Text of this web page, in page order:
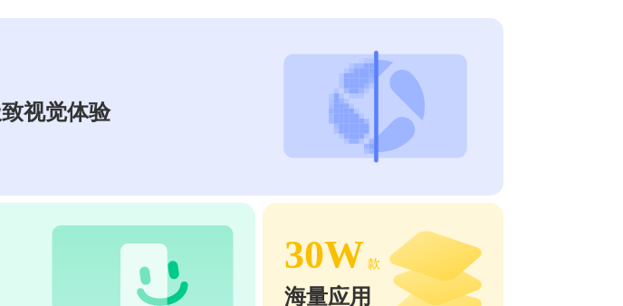
视觉体验
30W 款
海量应用